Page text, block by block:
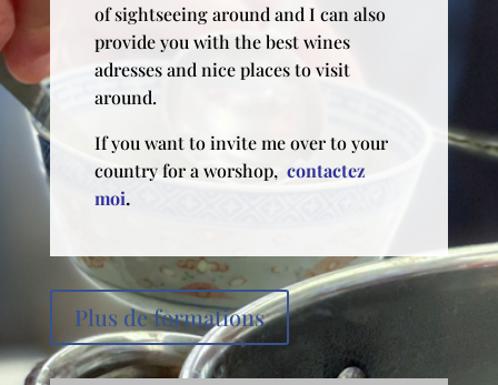
of sightseeing around and I can also
provide you with the best wines
adresses and nice places to visit
around.
If you want to invite me over to your
country for a worshop, contactez
moi.
Plus de formations